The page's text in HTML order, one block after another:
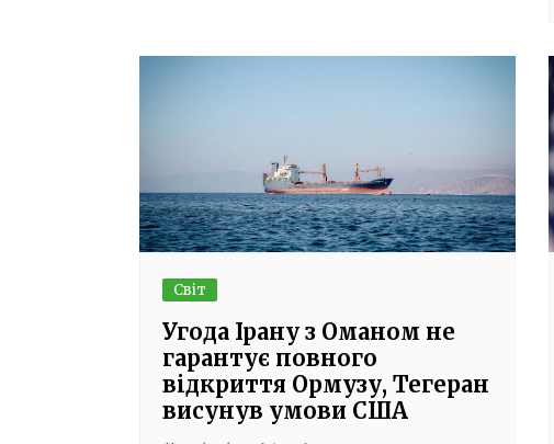
Світ
Угода Ірану з Оманом не
гарантує повного
відкриття Ормузу, Тегеран
висунув умови США